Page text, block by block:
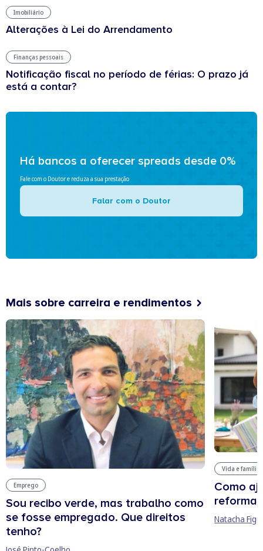
Imobiliário
Alterações à Lei do Arrendamento
Finanças pessoais
Notificação fiscal no período de férias: O prazo já
está a contar?
Há bancos a oferecer spreads desde 0%
Fale com o Doutor e reduza a sua prestação
Falar com o Doutor
Mais sobre carreira e rendimentos
Emprego
Sou recibo verde, mas trabalho como
se fosse empregado. Que direitos
tenho?
Vida e família
Como
reforma
Natacha